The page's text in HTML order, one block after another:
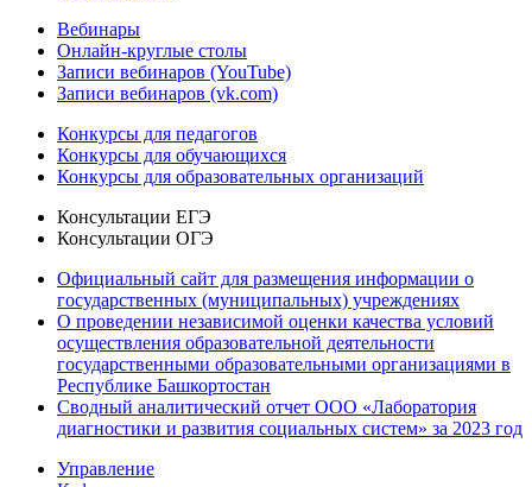
Вебинары
Онлайн-круглые столы
Записи вебинаров (YouTube)
Записи вебинаров (vk.com)
Конкурсы для педагогов
Конкурсы для обучающихся
Конкурсы для образовательных организаций
Консультации ЕГЭ
Консультации ОГЭ
Официальный сайт для размещения информации о
государственных (муниципальных) учреждениях
О проведении независимой оценки качества условий
осуществления образовательной деятельности
государственными образовательными организациями в
Республике Башкортостан
Сводный аналитический отчет ООО «Лаборатория
диагностики и развития социальных систем» за 2023 год
Управление